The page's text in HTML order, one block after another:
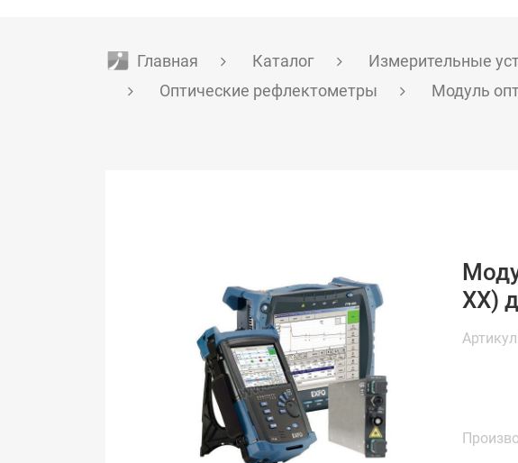
Главная Каталог Измерительные
Оптические рефлектометры
Модуль
XX)